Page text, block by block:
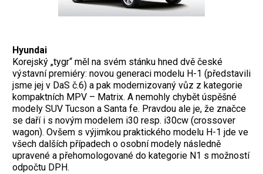
Hyundai
Korejský „tygr“ měl na svém stánku hned dvě české
výstavní premiéry: novou generaci modelu H-1 (představili
jsme jej v DaS č.6) a pak modernizovaný vůz z kategorie
kompaktních MPV – Matrix. A nemohly chybět úspěšné
modely SUV Tucson a Santa fe. Pravdou ale je, že značce
se daří i s novým modelem i30 resp. i30cw (crossover
wagon). Ovšem s výjimkou praktického modelu H-1 jde ve
všech dalších případech o osobní modely následně
upravené a přehomologované do kategorie N1 s možností
odpočtu DPH.